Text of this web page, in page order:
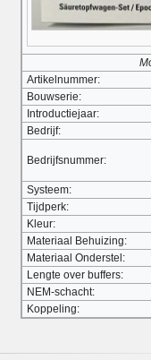
Artikelnummer:
Bouwserie:
Introductiejaar:
Bedrijf:
Bedrijfsnummer:
Systeem:
Tijdperk:
Kleur:
Materiaal Behuizing:
Materiaal Onderstel:
Lengte over buffers:
NEM-schacht:
Koppeling: